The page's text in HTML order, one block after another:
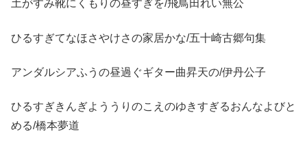
土がすみ靴にくもりの昼すぎを/飛鳥田れい無公
ひるすぎてなほさやけさの家居かな/五十崎古郷句集
アンダルシアふうの昼過ぐギター曲昇天の/伊丹公子
ひるすぎきんぎよううりのこえのゆきすぎるおんなよびと
める/橋本夢道